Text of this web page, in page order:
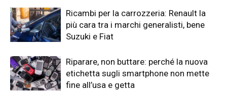
Ricambi per la carrozzeria: Renault la
più cara tra i marchi generalisti, bene
Suzuki e Fiat
Riparare, non buttare: perché la nuova
etichetta sugli smartphone non mette
fine all’usa e getta